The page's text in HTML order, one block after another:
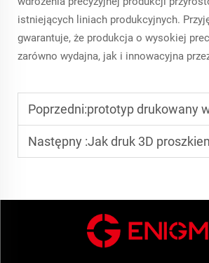
istniejących liniach produkcyjnych.
gwarantuje, że produkcja o wysokiej
zarówno wydajna, jak i innowacyjna
Poprzedni:prototyp drukowany w 3D: korzyści związane z testowaniem,
Następny :Jak druk 3D proszkiem metalowym zapewnia